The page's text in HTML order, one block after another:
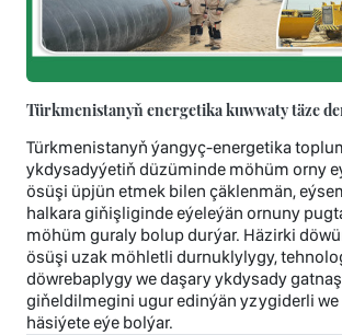
Türkmenistanyň energetika kuwwaty täze
Türkmenistanyň ýangyç-energetika
ykdysadyýetiň düzüminde möhüm orny
ösüşi üpjün etmek bilen çäklenmän,
halkara giňişliginde eýeleýän ornuny
möhüm guraly bolup durýar. Häzirki
ösüşi uzak möhletli durnuklylygy,
döwrebaplygy we daşary ykdysady
giňeldilmegini ugur edinýän yzygiderli
häsiýete eýe bolýar.